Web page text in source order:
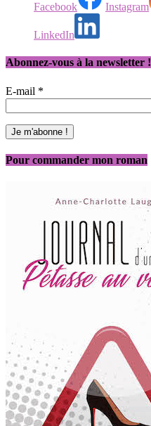
Facebook Instagram
LinkedIn
Abonnez-vous à la newsletter !
E-mail *
Pour commander mon roman